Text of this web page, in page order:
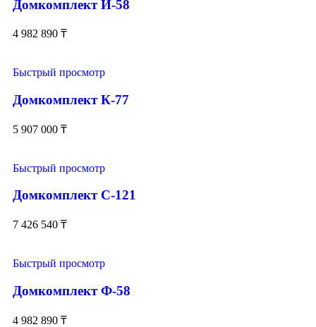
Домкомплект И-58
4 982 890 ₸
Быстрый просмотр
Домкомплект К-77
5 907 000 ₸
Быстрый просмотр
Домкомплект С-121
7 426 540 ₸
Быстрый просмотр
Домкомплект Ф-58
4 982 890 ₸